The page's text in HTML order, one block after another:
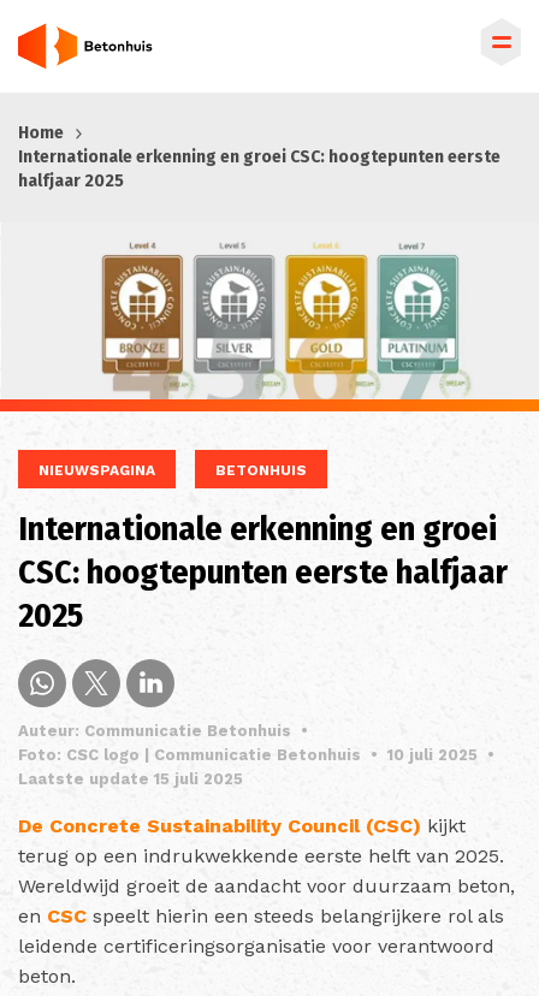
en
naar
Home
Internationale erkenning en groei CSC: hoogtepunten eerste
halfjaar 2025
NIEUWSPAGINA BETONHUIS
Internationale erkenning en groei
CSC: hoogtepunten eerste halfjaar
2025
Auteur: Communicatie Betonhuis
•
Foto: CSC logo | Communicatie Betonhuis
• 10 juli 2025
•
Laatste update 15 juli 2025
De Concrete Sustainability Council (CSC) kijkt
terug op een indrukwekkende eerste helft van 2025.
Wereldwijd groeit de aandacht voor duurzaam beton,
en CSC speelt hierin een steeds belangrijkere rol als
leidende certificeringsorganisatie voor verantwoord
beton.